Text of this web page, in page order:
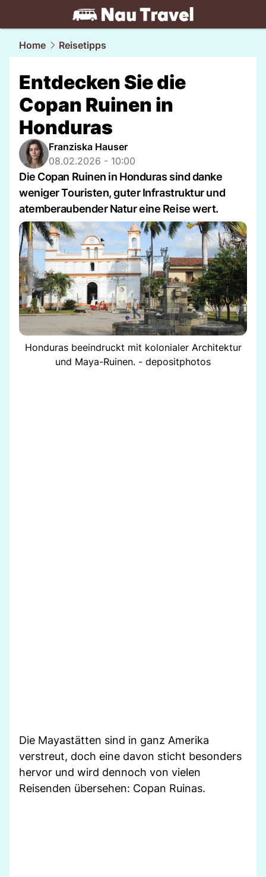
travel.NAU.ch
Home Reisetipps
Entdecken Sie die
Copan Ruinen in
Honduras
Franziska Hauser
08.02.2026 - 10:00
Die Copan Ruinen in Honduras sind danke
weniger Touristen, guter Infrastruktur und
atemberaubender Natur eine Reise wert.
Honduras beeindruckt mit kolonialer Architektur
und Maya-Ruinen. - depositphotos
Die Mayastätten sind in ganz Amerika
verstreut, doch eine davon sticht besonders
hervor und wird dennoch von vielen
Reisenden übersehen: Copan Ruinas.